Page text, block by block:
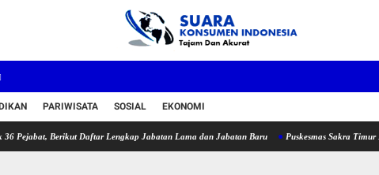
PARIWISATA SOSIAL EKONOMI
Berikut Daftar Lengkap Jabatan Lama dan Jabatan Baru Puskesmas Sakra Timur Belum